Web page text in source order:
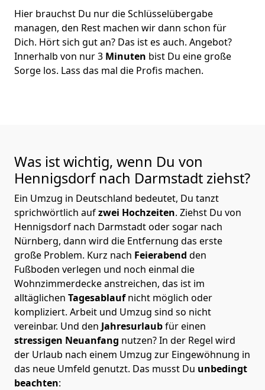
Hier brauchst Du nur die Schlüsselübergabe
managen, den Rest machen wir dann schon für
Dich. Hört sich gut an? Das ist es auch. Angebot?
Innerhalb von nur 3 Minuten bist Du eine große
Sorge los. Lass das mal die Profis machen.
Was ist wichtig, wenn Du von
Hennigsdorf nach Darmstadt ziehst?
Ein Umzug in Deutschland bedeutet, Du tanzt
sprichwörtlich aufzwei Hochzeiten. Ziehst Du von
Hennigsdorf nach Darmstadt oder sogar nach
Nürnberg, dann wird die Entfernung das erste
große Problem. Kurz nach Feierabend den
Fußboden verlegen und noch einmal die
Wohnzimmerdecke anstreichen, das ist im
alltäglichen Tagesablaufnicht möglich oder
kompliziert. Arbeit und Umzug sind so nicht
vereinbar. Und den Jahresurlaubfür einen
stressigen Neuanfang nutzen? In der Regel wird
der Urlaub nach einem Umzug zur Eingewöhnung in
das neue Umfeld genutzt. Das musst Du unbedingt
beachten: